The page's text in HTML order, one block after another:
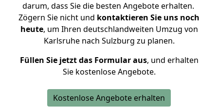
darum, dass Sie die besten Angebote erhalten.
Zögern Sie nicht und kontaktieren Sie uns noch
heute, um Ihren deutschlandweiten Umzug von
Karlsruhe nach Sulzburg zu planen.
Füllen Sie jetzt das Formular aus, und erhalten
Sie kostenlose Angebote.
Kostenlose Angebote erhalten